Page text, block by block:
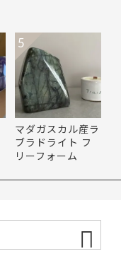
マダガスカル産ラ
ブラドライト フ
リーフォーム
5